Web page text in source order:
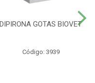
DIPIRONA GOTAS BIOVET
Código: 3939